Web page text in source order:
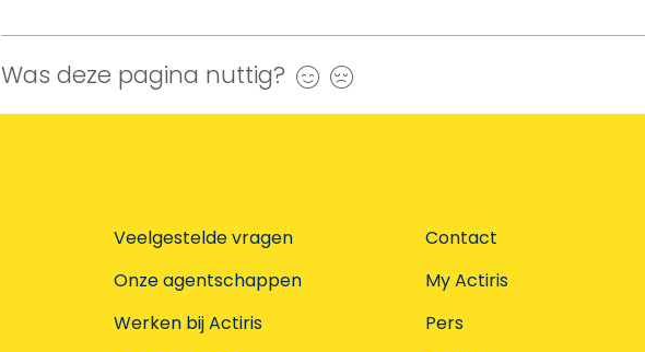
Was deze pagina nuttig? Ja
Veelgestelde vragen
Onze agentschappen
Werken bij Actiris
Contact
My Actiris
Pers